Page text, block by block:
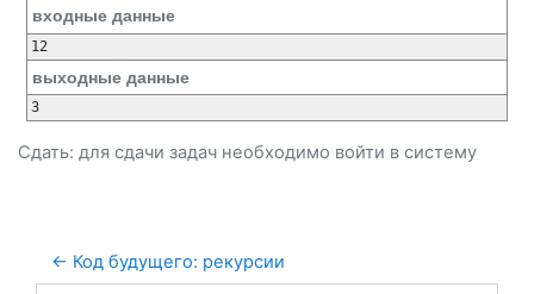
входные данные
12
выходные данные
3
Сдать: для сдачи задач необходимо войти в систему
← Код будущего: рекурсии